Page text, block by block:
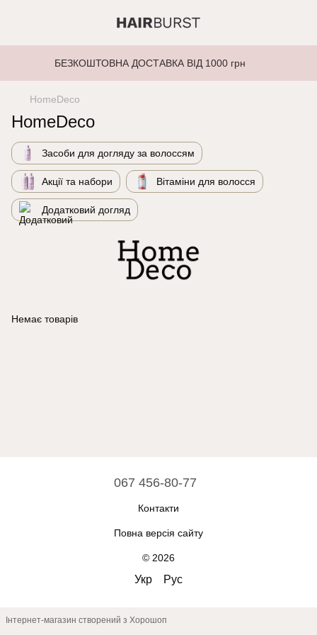
БЕЗКОШТОВНА ДОСТАВКА ВІД 1000 грн
HomeDeco
HomeDeco
Засоби для догляду за волоссям
Акції та набори Вітаміни для волосся
Додатковий догляд
Немає товарів
067 456-80-77
Контакти
Повна версія сайту
© 2026
Укр Рус
Інтернет-магазин створений з Хорошоп